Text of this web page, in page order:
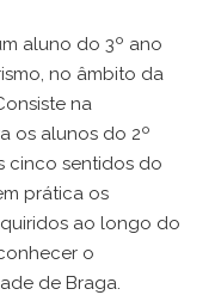
aluno do 3º ano
no âmbito da
na
os alunos do 2º
cinco sentidos do
prática os
ao longo do
o
de Braga.